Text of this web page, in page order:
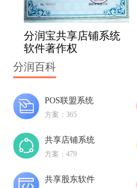
分润宝共享店铺系统
软件著作权
分润百科
POS联盟系统
方案：365
共享店铺系统
方案：479
共享股东软件